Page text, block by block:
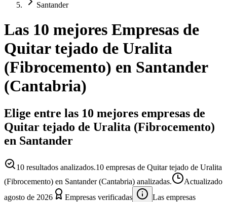
Santander
Las 10 mejores Empresas de
Quitar tejado de Uralita
(Fibrocemento) en Santander
(Cantabria)
Elige entre las 10 mejores empresas de
Quitar tejado de Uralita (Fibrocemento)
en Santander
10 resultados analizados.10 empresas de Quitar tejado de Uralita
(Fibrocemento) en Santander (Cantabria) analizadas.
Actualizado
agosto de 2026
Empresas verificadas
Las empresas